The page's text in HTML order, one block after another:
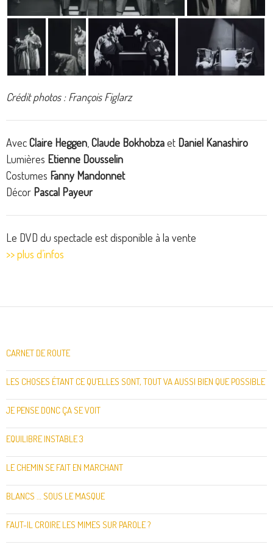
Crédit photos : François Figlarz
AvecClaire Heggen Claude Bokhobzaet Daniel Kanashiro
Lumières Etienne Dousselin
Costumes Fanny Mandonnet
Décor Pascal Payeur
Le DVD du spectacle est disponible à la vente
>> plus d’infos
CARNET DE ROUTE
LES CHOSES ÉTANT CE QU’ELLES SONT, TOUT VA AUSSI BIEN QUE POSSIBLE
JE PENSE DONC ÇA SE VOIT
EQUILIBRE INSTABLE 3
LE CHEMIN SE FAIT EN MARCHANT
BLANCS … SOUS LE MASQUE
FAUT-IL CROIRE LES MIMES SUR PAROLE ?